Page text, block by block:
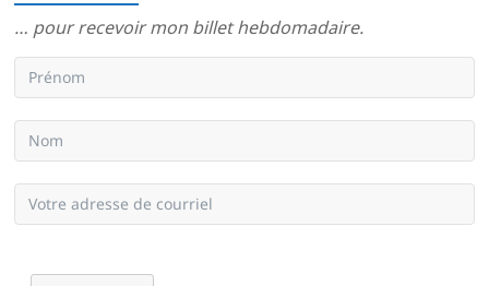
… pour recevoir mon billet hebdomadaire.